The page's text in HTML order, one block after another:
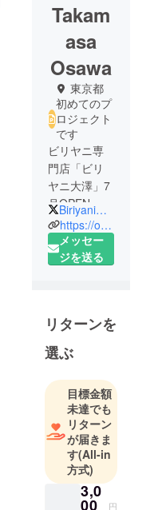
Takam
asa
Osawa
東京都
初めてのプ
ロジェクト
です
ビリヤニ専
門店「ビリ
ヤニ大澤」7
月OPEN
東京都千代
田区内神田1-
15-12サトウ
駅徒歩5分、
大手町駅徒
歩8分
BiriyaniOsawa
https://osawa.biriyani.co.jp/
メッセー
ジを送る
リターンを
選ぶ
目標金額
未達でも
リターン
が届きま
す(All-in
方式)
3,0
00 円